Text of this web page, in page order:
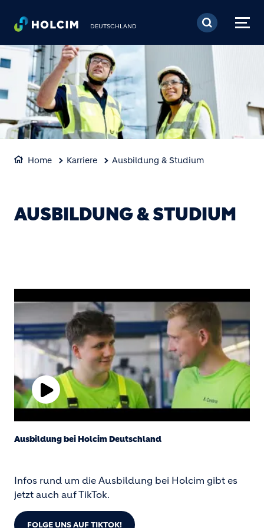
Direkt zum Inhalt
DEUTSCHLAND
Home Karriere Ausbildung & Studium
AUSBILDUNG & STUDIUM
P
y
V
Ausbildung bei Holcim Deutschland
Infos rund um die Ausbildung bei Holcim gibt es
jetzt auch auf TikTok.
FOLGE UNS AUF TIKTOK!